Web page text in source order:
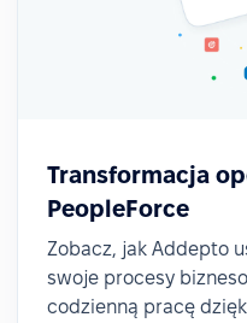
Transformacja
PeopleForce
Zobacz, jak Addepto
swoje procesy
codzienną pracę